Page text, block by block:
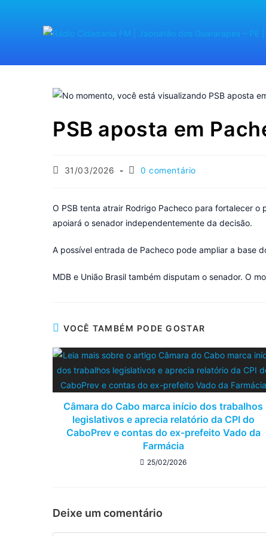
PSB aposta em
31/03/2026 0 comentário
O PSB tenta atrair Rodrigo Pacheco para fortalecer
apoiará o senador independentemente da decisão.
A possível entrada de Pacheco pode ampliar a base
MDB e União Brasil também disputam o senador. O
VOCÊ TAMBÉM PODE GOSTAR
Câmara do Cabo marca início dos trabalhos
legislativos e aprecia relatório da CPI do
CaboPrev e contas do ex-prefeito Vado da
Farmácia
25/02/2026
Deixe um comentário